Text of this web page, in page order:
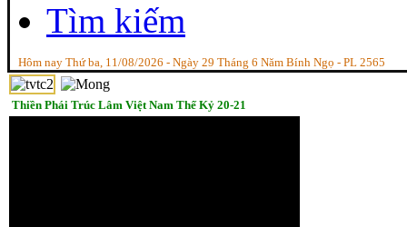
Tìm kiếm
Hôm nay Thứ ba, 11/08/2026 - Ngày 29 Tháng 6 Năm Bính Ngọ - PL 2565
Thiền Phái Trúc Lâm Việt Nam Thế Kỷ 20-21